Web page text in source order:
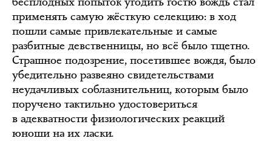
применять самую жёсткую селекцию: в ход
пошли самые привлекательные и самые
разбитные девственницы, но всё было тщетно.
Страшное подозрение, посетившее вождя, было
убедительно развеяно свидетельствами
неудачливых соблазнительниц, которым было
поручено тактильно удостовериться
в адекватности физиологических реакций
юноши на их ласки.